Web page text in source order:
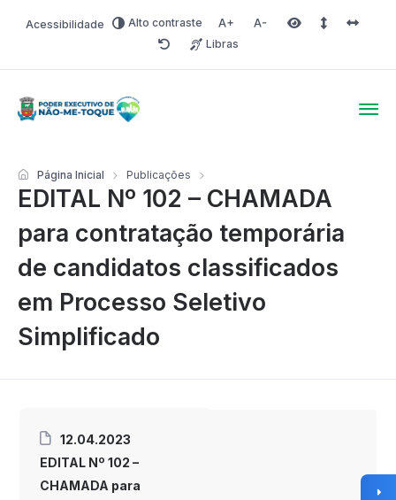
Acessibilidade Alto contraste Aumentar fonte
Diminuir fonteÁrea selecionada
Espaço
RedefinirLibras
EDITAL Nº 102 – CHAMADA
para contratação temporária
de candidatos classificados
em Processo Seletivo
Simplificado
Página Inicial Publicações
12.04.2023
EDITAL Nº 102 –
CHAMADA para